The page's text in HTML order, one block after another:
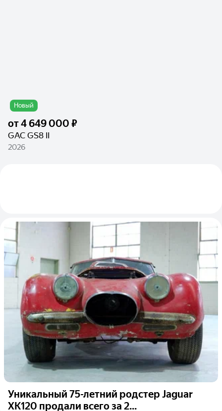
Новый
от4 649 000 ₽
GAC GS8 II
2026
Уникальный 75-летний родстер Jaguar
XK120 продали всего за 2...